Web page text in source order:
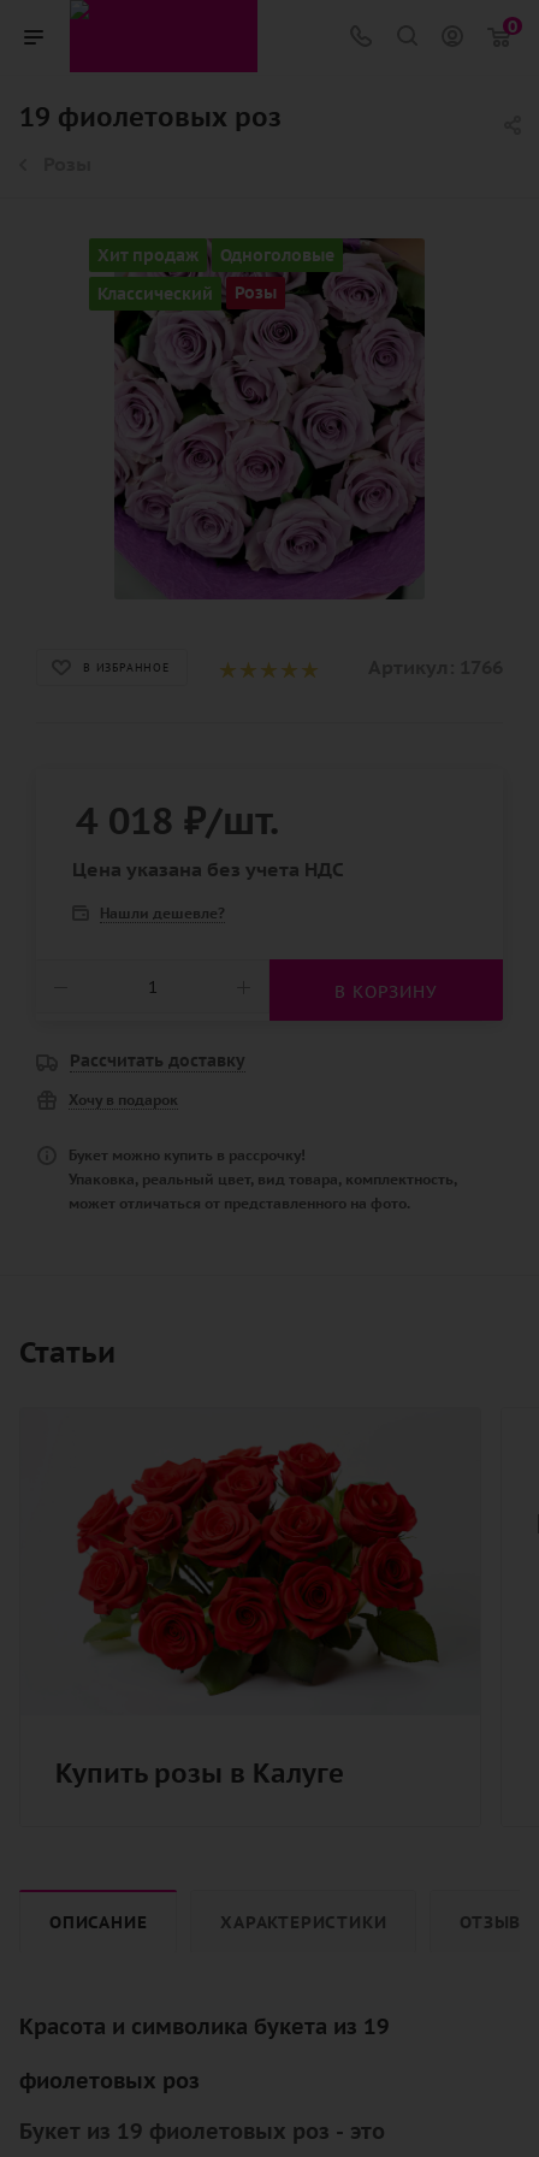
0
19 фиолетовых роз
Хит продаж
Одноголовые
Классический
Розы
В ИЗБРАННОЕ
4 018 ₽/шт.
Цена указана без учета НДС
Нашли дешевле?
В КОРЗИНУ
Рассчитать доставку
Хочу в подарок
Букет можно купить в рассрочку!
Упаковка, реальный цвет, вид товара, комплектность,
может отличаться от представленного на фото.
Статьи
Купить розы в Калуге
ОПИСАНИЕ ХАРАКТЕРИСТИКИ ОТЗЫВЫ
Красота и символика букета из 19
фиолетовых роз
Букет из 19 фиолетовых роз - это